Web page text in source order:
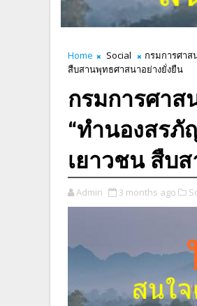
Home Social
กรมการศาส
สืบสานพุทธศาสนาอย่างยั่งยืน
กรมการศา
“ทำนองสรภั
เยาวชน สืบ
Admin 3 months ago